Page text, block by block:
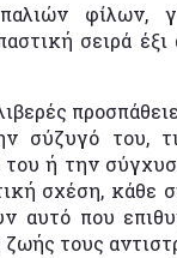
φίλων,
σειρά
σύζυγό του,
του ή την
σχέση, κάθε
αυτό που
ζωής τους